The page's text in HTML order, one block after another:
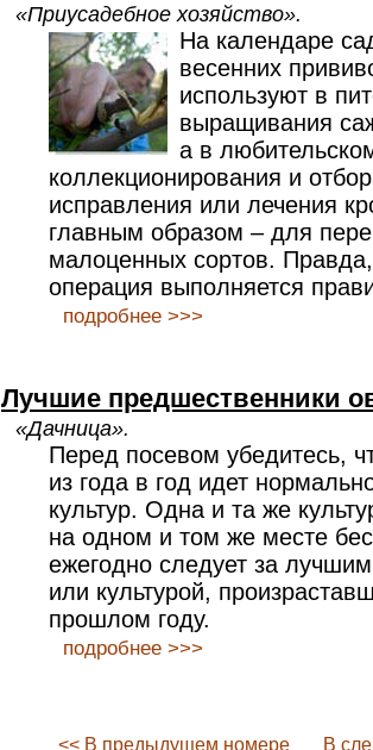
«Приусадебное хозяйство».
На календаре
весенних
используют в
выращивания
а в
коллекционирования и
исправления или лечения
главным образом – для
малоценных сортов. Правда,
операция выполняется
подробнее >>>
Лучшие предшественники
«Дачница».
Перед посевом убедитесь,
из года в год идет
культур. Одна и та же
на одном и том же месте
ежегодно следует за
или культурой,
прошлом году.
подробнее >>>
<< В предыдущем номере В